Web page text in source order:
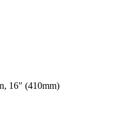
16" (410mm)